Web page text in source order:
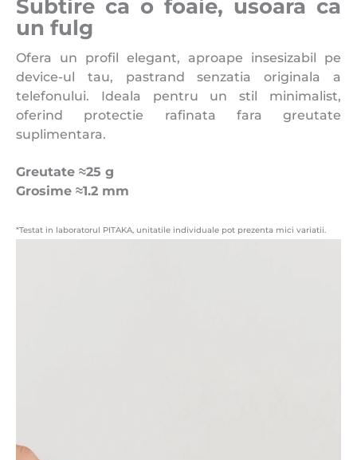
Subtire ca o foaie, usoara ca
un fulg
Ofera un profil elegant, aproape insesizabil pe
device-ul tau, pastrand senzatia originala a
telefonului. Ideala pentru un stil minimalist,
oferind protectie rafinata fara greutate
suplimentara.
Greutate ≈25 g
Grosime ≈1.2 mm
*Testat in laboratorul PITAKA, unitatile individuale pot prezenta mici variatii.